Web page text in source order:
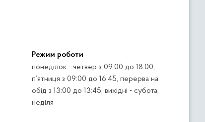
Режим роботи
понеділок - четвер з 09:00 до 18:00,
п’ятниця з 09:00 до 16:45, перерва на
обід з 13:00 до 13:45, вихідні - субота,
неділя